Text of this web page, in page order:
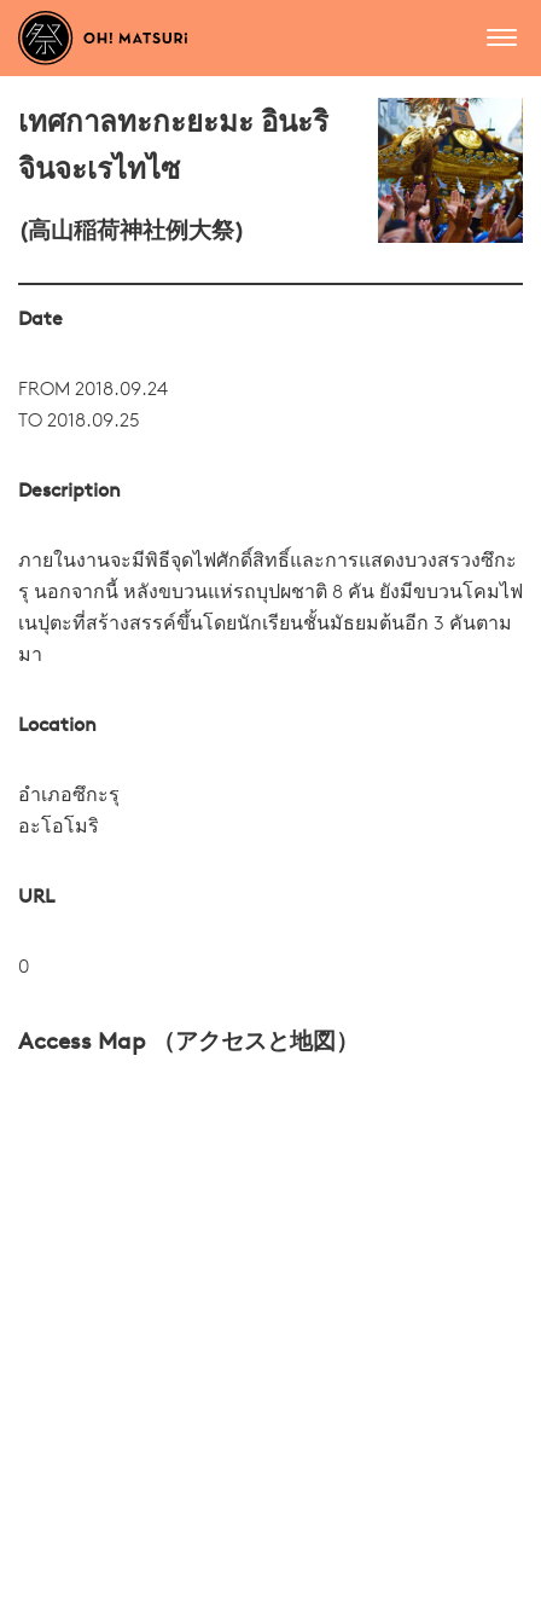
เทศกาลทะกะยะมะ อินะริ
จินจะเรไทไซ
(高山稲荷神社例大祭)
Date
FROM 2018.09.24
TO 2018.09.25
Description
ภายในงานจะมีพิธีจุดไฟศักดิ์สิทธิ์และการแสดงบวงสรวงซึกะ
รุ นอกจากนี้ หลังขบวนแห่รถบุปผชาติ 8 คัน ยังมีขบวนโคมไฟ
เนปุตะที่สร้างสรรค์ขึ้นโดยนักเรียนชั้นมัธยมต้นอีก 3 คันตาม
มา
Location
อำเภอซึกะรุ
อะโอโมริ
URL
0
Access Map （アクセスと地図）